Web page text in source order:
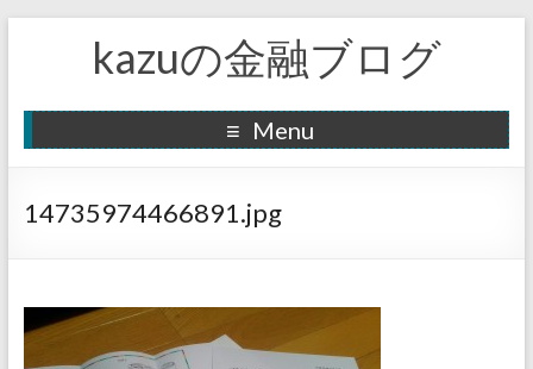
kazuの金融ブログ
Menu
14735974466891.jpg